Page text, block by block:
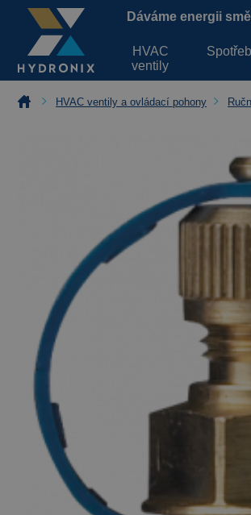
Dáváme energii
HVAC
ventily
HVAC ventily a ovládací pohony